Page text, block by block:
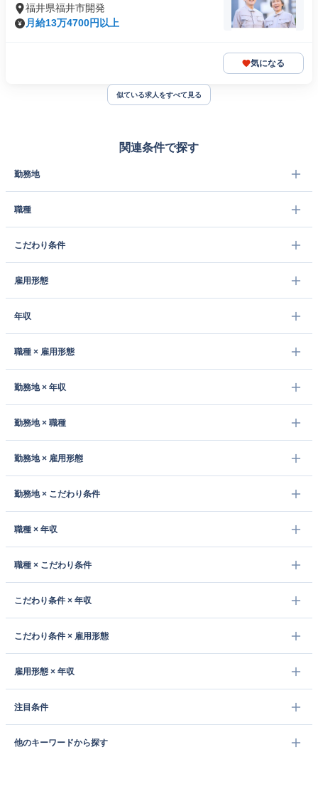
福井県福井市開発
月給13万4700円以上
気になる
似ている求人をすべて見る
関連条件で探す
勤務地
職種
こだわり条件
雇用形態
年収
職種 × 雇用形態
勤務地 × 年収
勤務地 × 職種
勤務地 × 雇用形態
勤務地 × こだわり条件
職種 × 年収
職種 × こだわり条件
こだわり条件 × 年収
こだわり条件 × 雇用形態
雇用形態 × 年収
注目条件
他のキーワードから探す